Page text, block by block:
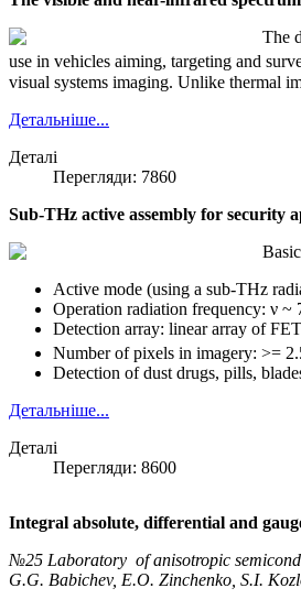
The
use in vehicles aiming, targeting and
visual systems imaging. Unlike thermal
Детальніше...
Деталі
Перегляди: 7860
Sub-THz active assembly for security
Active mode (using a sub-THz
Operation radiation frequency: ν ~
Detection array: linear array of
Number of pixels in imagery: >=
Detection of dust drugs, pills,
Детальніше...
Деталі
Перегляди: 8600
Integral absolute, differential and
№25 Laboratory of anisotropic
G.G. Babichev, E.O. Zinchenko, S.I.